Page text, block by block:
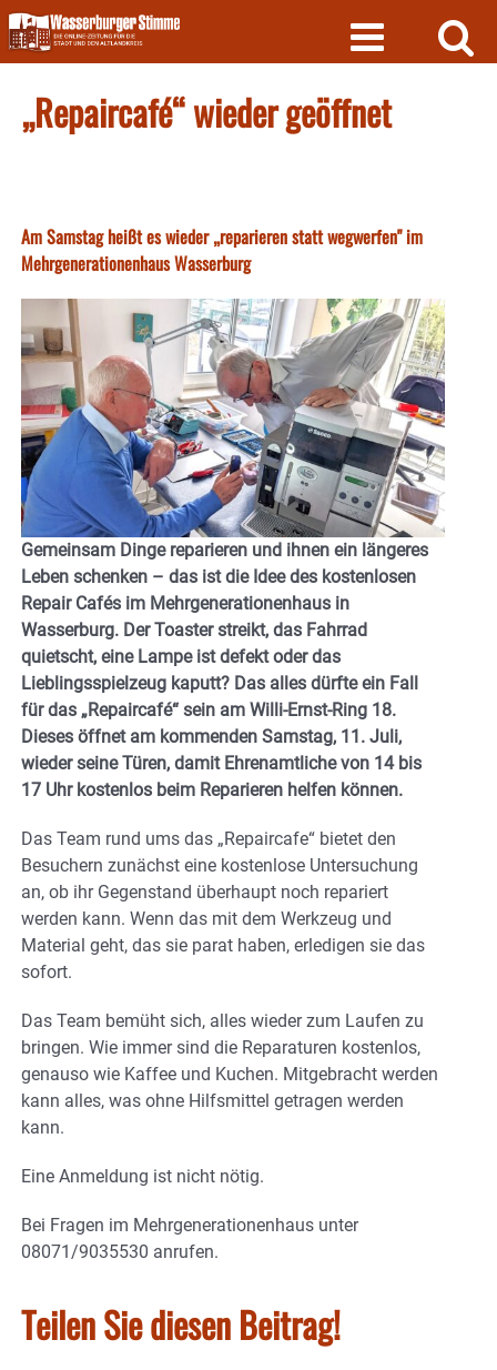
Skip
to
content
„Repaircafé“ wieder geöffnet
Am Samstag heißt es wieder „reparieren statt wegwerfen" im
Mehrgenerationenhaus Wasserburg
Gemeinsam Dinge reparieren und ihnen ein längeres
Leben schenken – das ist die Idee des kostenlosen
Repair Cafés im Mehrgenerationenhaus in
Wasserburg. Der Toaster streikt, das Fahrrad
quietscht, eine Lampe ist defekt oder das
Lieblingsspielzeug kaputt? Das alles dürfte ein Fall
für das „Repaircafé“ sein am Willi-Ernst-Ring 18.
Dieses öffnet am kommenden Samstag, 11. Juli,
wieder seine Türen, damit Ehrenamtliche von 14 bis
17 Uhr kostenlos beim Reparieren helfen können.
Das Team rund ums das „Repaircafe“ bietet den
Besuchern zunächst eine kostenlose Untersuchung
an, ob ihr Gegenstand überhaupt noch repariert
werden kann. Wenn das mit dem Werkzeug und
Material geht, das sie parat haben, erledigen sie das
sofort.
Das Team bemüht sich, alles wieder zum Laufen zu
bringen. Wie immer sind die Reparaturen kostenlos,
genauso wie Kaffee und Kuchen. Mitgebracht werden
kann alles, was ohne Hilfsmittel getragen werden
kann.
Eine Anmeldung ist nicht nötig.
Bei Fragen im Mehrgenerationenhaus unter
08071/9035530 anrufen.
Teilen Sie diesen Beitrag!